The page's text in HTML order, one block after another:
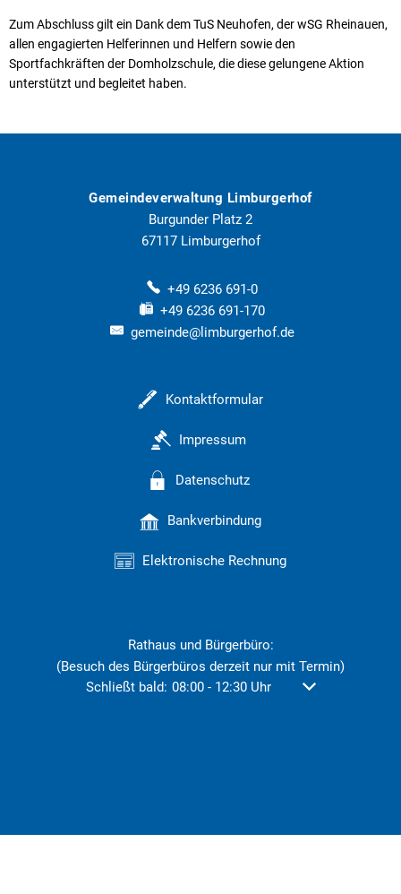
Zum Abschluss gilt ein Dank dem TuS Neuhofen, der wSG Rheinauen,
allen engagierten Helferinnen und Helfern sowie den
Sportfachkräften der Domholzschule, die diese gelungene Aktion
unterstützt und begleitet haben.
Gemeindeverwaltung Limburgerhof
Burgunder Platz 2
67117 Limburgerhof
+49 6236 691-0
+49 6236 691-170
gemeinde@limburgerhof.de
Kontaktformular
Impressum
Datenschutz
Bankverbindung
Elektronische Rechnung
Rathaus und Bürgerbüro:
(Besuch des Bürgerbüros derzeit nur mit Termin)
Klicken, um weitere Öffnungs- oder Schließzeiten
Schließt bald: 08:00- 12:30Uhr Von 08:00 bis